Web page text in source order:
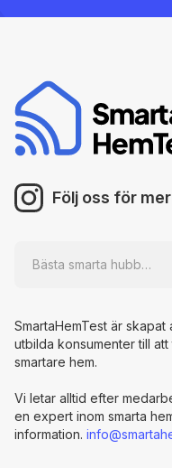
Följ oss för
SmartaHemTest är
utbilda konsumenter till
smartare hem.
Vi letar alltid efter
en expert inom smarta
information.